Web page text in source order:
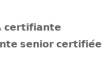
𝘀𝗲𝗻𝗶𝗼𝗿 𝗰𝗲𝗿𝘁𝗶𝗳𝗶𝗲́𝗲